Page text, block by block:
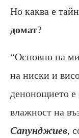
Но каква е
домат?
“Основно на
на ниски и
денонощието е
влажност на
Сапунджиев,